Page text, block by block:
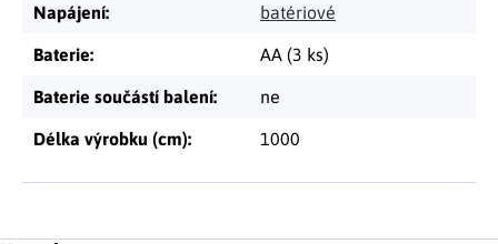
Napájení: batériové
Baterie: AA (3 ks)
Baterie součástí balení: ne
Délka výrobku (cm): 1000